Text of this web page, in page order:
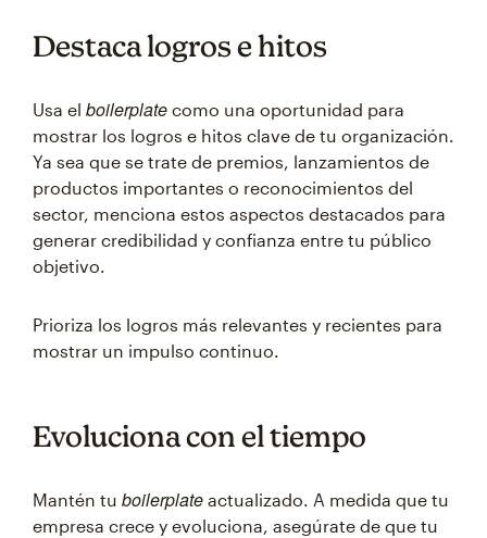
Destaca logros e hitos
Usa el boilerplate como una oportunidad para
mostrar los logros e hitos clave de tu organización.
Ya sea que se trate de premios, lanzamientos de
productos importantes o reconocimientos del
sector, menciona estos aspectos destacados para
generar credibilidad y confianza entre tu público
objetivo.
Prioriza los logros más relevantes y recientes para
mostrar un impulso continuo.
Evoluciona con el tiempo
Mantén tu boilerplate actualizado. A medida que tu
empresa crece y evoluciona, asegúrate de que tu